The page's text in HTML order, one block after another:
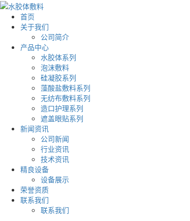
首页
关于我们
公司简介
产品中心
水胶体系列
泡沫敷料
硅凝胶系列
藻酸盐敷料系列
无纺布敷料系列
造口护理系列
遮盖眼贴系列
新闻资讯
公司新闻
行业资讯
技术资讯
精良设备
设备展示
荣誉资质
联系我们
联系我们